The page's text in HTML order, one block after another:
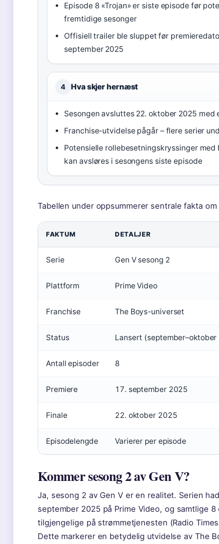
Episode 8 «Trojan» er siste episode før
fremtidige sesonger
Offisiell trailer ble sluppet før premieredato
september 2025
4 Hva skjer hernæst
Sesongen avsluttes 22. oktober 2025 med
Franchise-utvidelse pågår – flere serier
Potensielle rollebesetningskryssinger med
kan avsløres i sesongens siste episode
Tabellen under oppsummerer sentrale fakta
FAKTUM DETALJER
Serie Gen V sesong 2
Plattform Prime Video
Franchise The Boys-universet
Status Lansert
Antall episoder 8
Premiere 17. september 2025
Finale 22. oktober 2025
Episodelengde Varierer per episode
Kommer sesong 2 av Gen V?
Ja, sesong 2 av Gen V er en realitet. Serien
september 2025 på Prime Video, og samtlige
tilgjengelige på strømmetjenesten (Radio
Dette markerer en betydelig utvidelse av The